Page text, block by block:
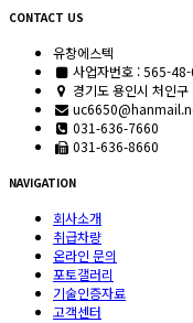
CONTACT US
유창에스텍
사업자번호 : 565-
경기도 용인시 처인
031-636-7660
031-636-8660
NAVIGATION
회사소개
취급차량
온라인 문의
포토갤러리
기술인증자료
고객센터